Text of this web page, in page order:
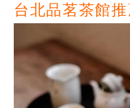
台北品茗茶館